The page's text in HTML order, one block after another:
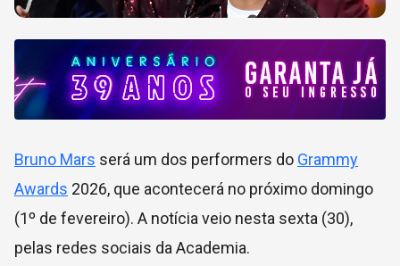
Bruno Mars será um dos performers do Grammy
Awards 2026, que acontecerá no próximo domingo
(1º de fevereiro). A notícia veio nesta sexta (30),
pelas redes sociais da Academia.